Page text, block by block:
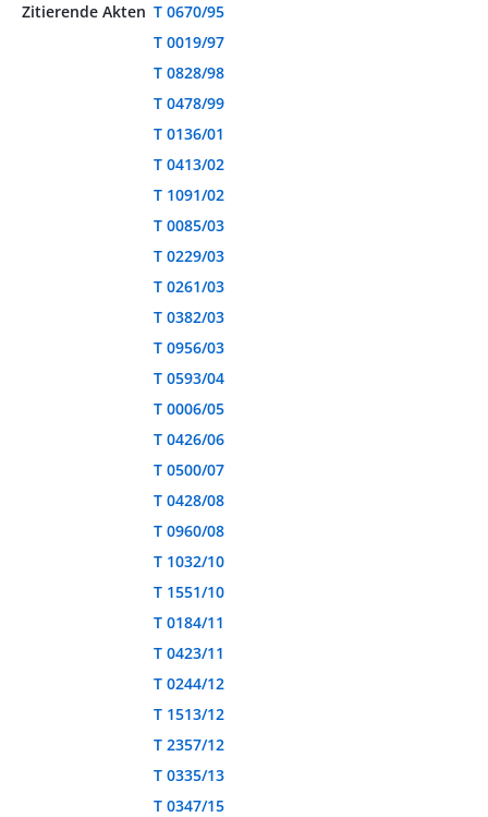
Zitierende Akten T 0670/95
T 0019/97
T 0828/98
T 0478/99
T 0136/01
T 0413/02
T 1091/02
T 0085/03
T 0229/03
T 0261/03
T 0382/03
T 0956/03
T 0593/04
T 0006/05
T 0426/06
T 0500/07
T 0428/08
T 0960/08
T 1032/10
T 1551/10
T 0184/11
T 0423/11
T 0244/12
T 1513/12
T 2357/12
T 0335/13
T 0347/15